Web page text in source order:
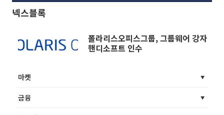
넥스블록
폴라리스오피스그룹, 그룹웨어 강자
핸디소프트 인수
마켓
금융